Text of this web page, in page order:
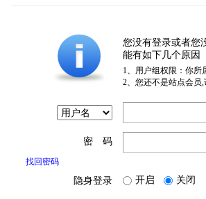
您没有登录或者您
能有如下几个原因
1、用户组权限：你所
2、您还不是站点会员
密 码
找回密码
隐身登录 开启 关闭